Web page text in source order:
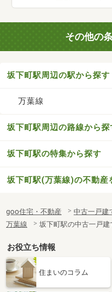
その他の
坂下町駅周辺の駅から探す
万葉線
坂下町駅周辺の路線から探
坂下町駅の特集から探す
坂下町駅(万葉線)の不動産
goo住宅・不動産 中古一戸建
万葉線
坂下町駅の中古一戸建
お役立ち情報
住まいのコラム